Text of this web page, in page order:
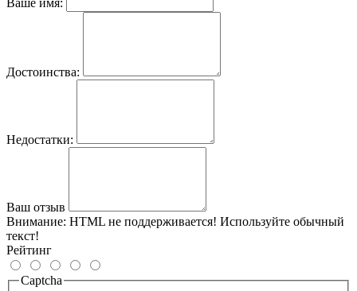
Достоинства:
Недостатки:
Ваш отзыв
Внимание: HTML не поддерживается! Используйте обычный
текст!
Рейтинг
Captcha